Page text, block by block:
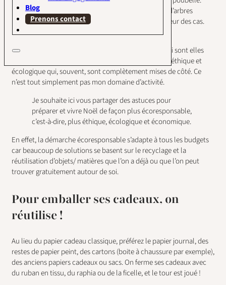
Blog
Prenons contact
5,8 millions de sapins sont vendus, dont 90% d’arbres
coupés qui, finiront en petit bois dans le meilleur des cas.
(Source Greenflex, Kantar TNS et Ipsos 2017)
Je ne détaillerai pas ici les habitudes alimentaires, qui sont elles
aussi source de gâchis, sans compter les dimensions éthique et
écologique qui, souvent, sont complètement mises de côté. Ce
n’est tout simplement pas mon domaine d’activité.
Je souhaite ici vous partager des astuces pour
préparer et vivre Noël de façon plus écoresponsable,
c’est-à-dire, plus éthique, écologique et économique.
En effet, la démarche écoresponsable s’adapte à tous les budgets
car beaucoup de solutions se basent sur le recyclage et la
réutilisation d’objets/ matières que l’on a déjà ou que l’on peut
trouver gratuitement autour de soi.
Pour emballer ses cadeaux, on
réutilise !
Au lieu du papier cadeau classique, préférez le papier journal, des
restes de papier peint, des cartons (boite à chaussure par exemple),
des anciens papiers cadeaux ou sacs. On ferme ses cadeaux avec
du ruban en tissu, du raphia ou de la ficelle, et le tour est joué !